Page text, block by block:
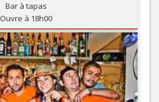
Bar à tapas
Ouvre à 18h00